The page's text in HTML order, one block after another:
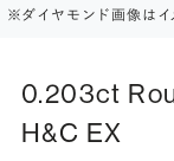
※ダイヤモンド画像はイ
0.203ct
H&C EX